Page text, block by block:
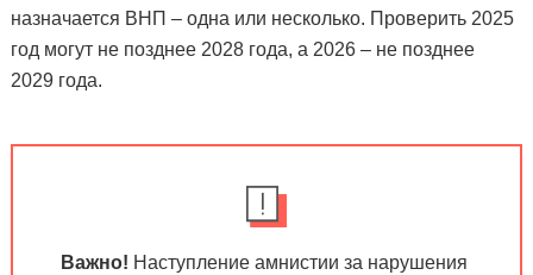
назначается ВНП – одна или несколько. Проверить 2025
год могут не позднее 2028 года, а 2026 – не позднее
2029 года.
Важно! Наступление амнистии за нарушения